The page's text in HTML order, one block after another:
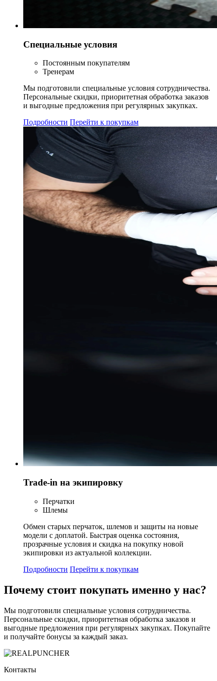
Специальные условия
Постоянным покупателям
Тренерам
Мы подготовили специальные условия сотрудничества.
Персональные скидки, приоритетная обработка заказов
и выгодные предложения при регулярных закупках.
Подробности Перейти к покупкам
Trade-in на экипировку
Перчатки
Шлемы
Обмен старых перчаток, шлемов и защиты на новые
модели с доплатой. Быстрая оценка состояния,
прозрачные условия и скидка на покупку новой
экипировки из актуальной коллекции.
Подробности Перейти к покупкам
Почему стоит покупать именно у нас?
Мы подготовили специальные условия сотрудничества.
Персональные скидки, приоритетная обработка заказов и
выгодные предложения при регулярных закупках. Покупайте
и получайте бонусы за каждый заказ.
Контакты